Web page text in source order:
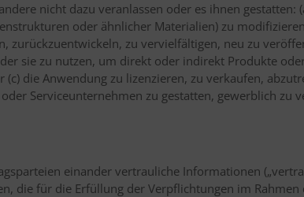
nicht dazu veranlassen oder es ihnen gestatten:
oder ähnlicher Materialien) zu
zurückzuentwickeln, zu vervielfältigen, neu zu
sie zu nutzen, um direkt oder indirekt Produkte
die Anwendung zu lizenzieren, zu verkaufen,
Serviceunternehmen zu gestatten, gewerblich zu
einander vertrauliche Informationen
die für die Erfüllung der Verpflichtungen im